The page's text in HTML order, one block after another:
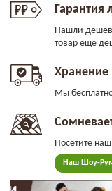
Гарантия
Нашли
товар еще
Хранение
Мы
Посетите
Наш Шоу-